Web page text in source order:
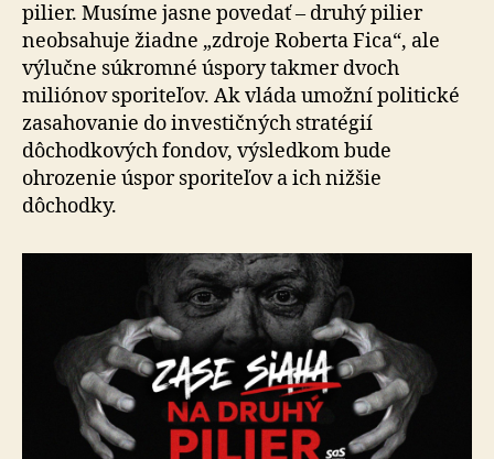
pilier. Musíme jasne povedať – druhý pilier
neobsahuje žiadne „zdroje Roberta Fica“, ale
výlučne súkromné úspory takmer dvoch
miliónov sporiteľov. Ak vláda umožní politické
zasahovanie do investičných stratégií
dôchodkových fondov, výsledkom bude
ohrozenie úspor sporiteľov a ich nižšie
dôchodky.